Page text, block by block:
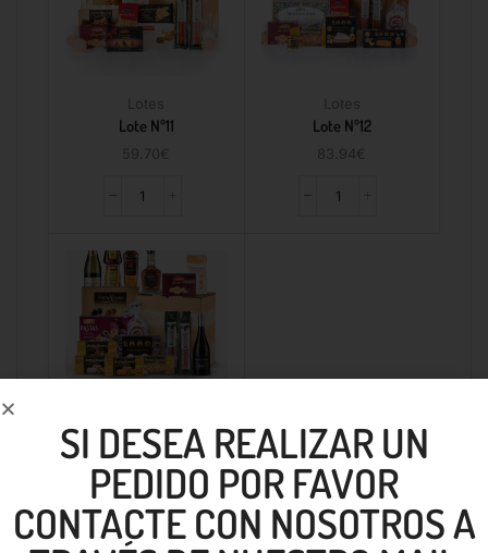
Lotes
Lote Nº11
59.70€
Lotes
Lote Nº12
83.94€
Lotes
Lote Nº13
121.10
SI DESEA REALIZAR UN
PEDIDO POR FAVOR
CONTACTE CON NOSOTROS A